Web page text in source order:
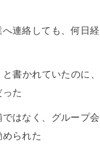
連絡しても、何日
と書かれていたのに
た
はなく、グループ
められた